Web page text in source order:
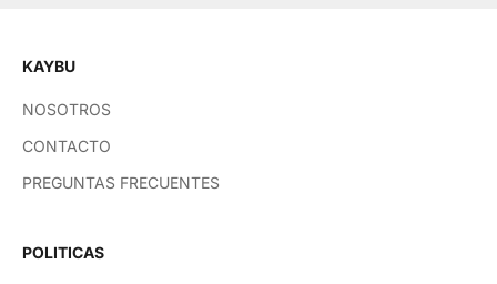
KAYBU
NOSOTROS
CONTACTO
PREGUNTAS FRECUENTES
POLITICAS